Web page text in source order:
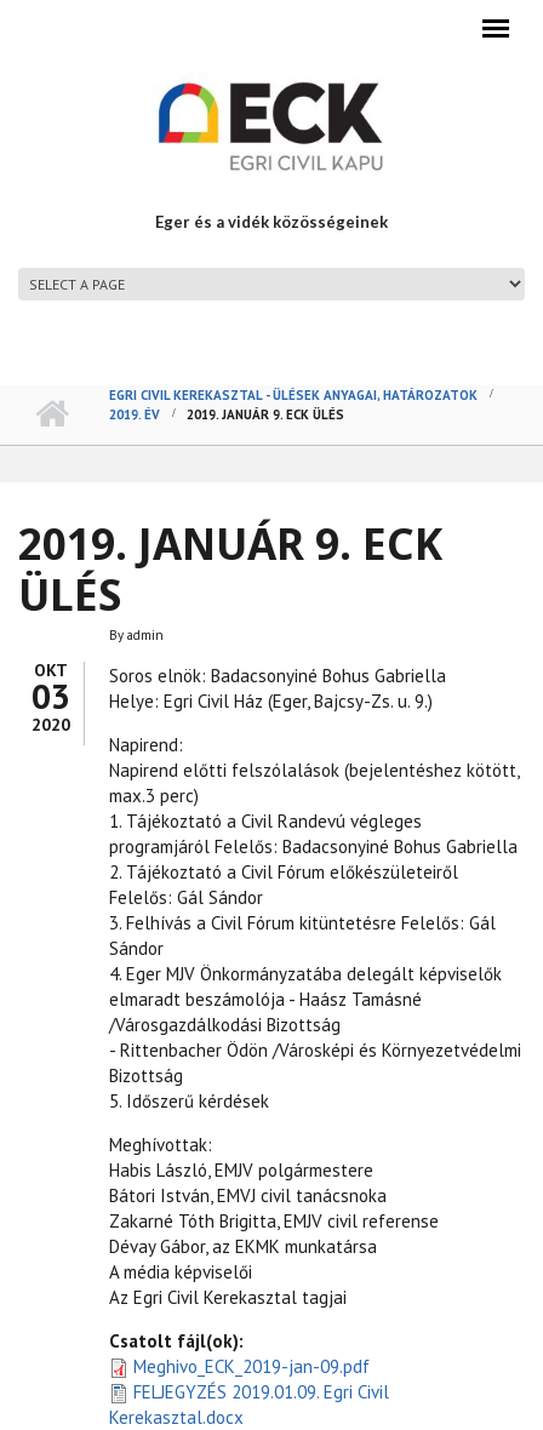
Eger és a vidék közösségeinek
EGRI CIVIL KEREKASZTAL - ÜLÉSEK ANYAGAI, HATÁROZATOK
2019. ÉV
2019. JANUÁR 9. ECK ÜLÉS
2019. JANUÁR 9. ECK
ÜLÉS
OKT
03
2020
By admin
Soros elnök: Badacsonyiné Bohus Gabriella
Helye: Egri Civil Ház (Eger, Bajcsy-Zs. u. 9.)
Napirend:
Napirend előtti felszólalások (bejelentéshez kötött,
max.3 perc)
1. Tájékoztató a Civil Randevú végleges
programjáról Felelős: Badacsonyiné Bohus Gabriella
2. Tájékoztató a Civil Fórum előkészületeiről
Felelős: Gál Sándor
3. Felhívás a Civil Fórum kitüntetésre Felelős: Gál
Sándor
4. Eger MJV Önkormányzatába delegált képviselők
elmaradt beszámolója - Haász Tamásné
/Városgazdálkodási Bizottság
- Rittenbacher Ödön /Városképi és Környezetvédelmi
Bizottság
5. Időszerű kérdések
Meghívottak:
Habis László, EMJV polgármestere
Bátori István, EMVJ civil tanácsnoka
Zakarné Tóth Brigitta, EMJV civil referense
Dévay Gábor, az EKMK munkatársa
A média képviselői
Az Egri Civil Kerekasztal tagjai
Csatolt fájl(ok):
Meghivo_ECK_2019-jan-09.pdf
FELJEGYZÉS 2019.01.09. Egri Civil
Kerekasztal.docx